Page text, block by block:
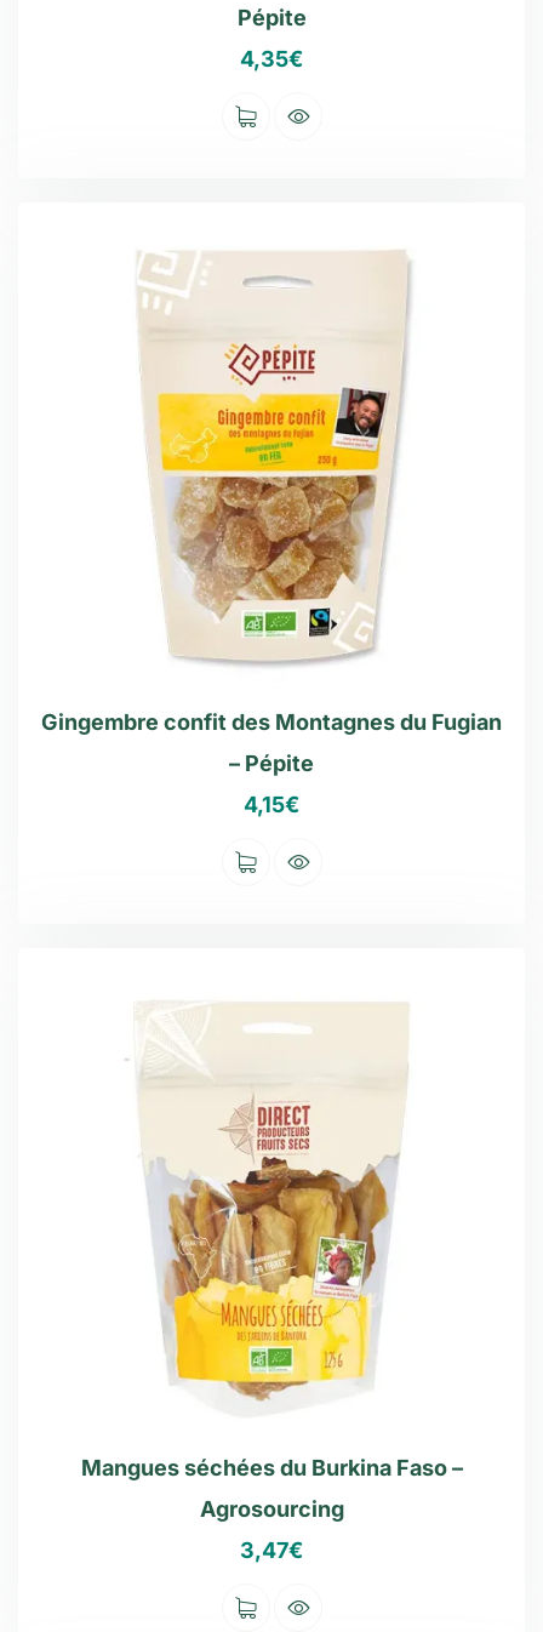
Pépite
4,35€
Gingembre confit des Montagnes du Fugian
– Pépite
4,15€
Mangues séchées du Burkina Faso –
Agrosourcing
3,47€